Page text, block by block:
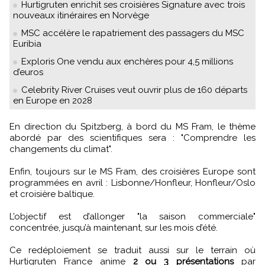
Hurtigruten enrichit ses croisières Signature avec trois
nouveaux itinéraires en Norvège
MSC accélère le rapatriement des passagers du MSC
Euribia
Exploris One vendu aux enchères pour 4,5 millions
d’euros
Celebrity River Cruises veut ouvrir plus de 160 départs
en Europe en 2028
En direction du Spitzberg, à bord du MS Fram, le thème
abordé par des scientifiques sera : "Comprendre les
changements du climat".
Enfin, toujours sur le MS Fram, des croisières Europe sont
programmées en avril : Lisbonne/Honfleur, Honfleur/Oslo
et croisière baltique.
L’objectif est d’allonger "la saison commerciale"
concentrée, jusqu’à maintenant, sur les mois d’été.
Ce redéploiement se traduit aussi sur le terrain où
Hurtigruten France anime 2 ou 3 présentationspar